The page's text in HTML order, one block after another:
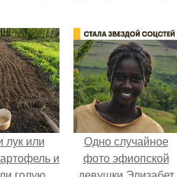
лук или
и
Одно случайное
фото эфиопской